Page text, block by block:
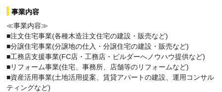
事業内容
≪事業内容≫
■注文住宅事業(各種木造注文住宅の建設・販売など)
■分譲住宅事業(分譲地の仕入・分譲住宅の建設・販売など)
■工務店支援事業(FC店・工務店・ビルダーへノウハウ提供など)
■リフォーム事業(住宅、事務所、店舗等のリフォームなど)
■資産活用事業(土地活用提案、賃貸アパートの建設、運用コンサル
ティングなど)